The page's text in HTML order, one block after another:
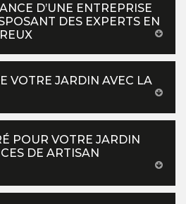
D’UNE ENTREPRISE
DES EXPERTS EN
VOTRE JARDIN AVEC LA
POUR VOTRE JARDIN
DE ARTISAN